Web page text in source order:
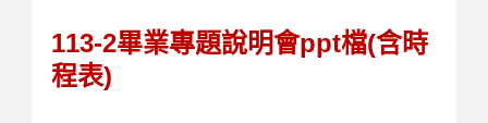
113-2畢業專題說明會ppt檔(含時
程表)